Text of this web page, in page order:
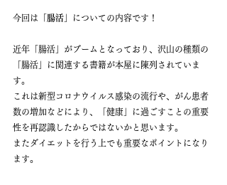
今回は 「腸活」 についての内容です！
近年「腸活」がブームとなっており、沢山の種類の
「腸活」に関連する書籍が本屋に陳列されていま
す。
これは新型コロナウイルス感染の流行や、がん患者
数の増加などにより、「健康」に過ごすことの重要
性を再認識したからではないかと思います。
またダイエットを行う上でも重要なポイントになり
ます。